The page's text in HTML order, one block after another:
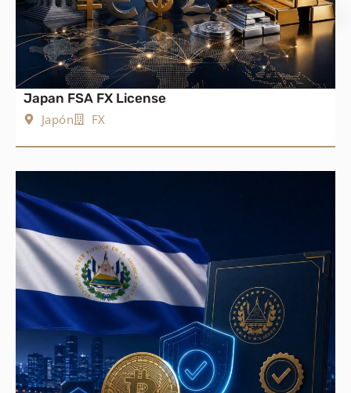
Japan FSA FX License
Japón
FX